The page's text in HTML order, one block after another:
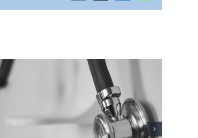
El Hospital Joan XXIII realiza
el seguimiento de un centenar